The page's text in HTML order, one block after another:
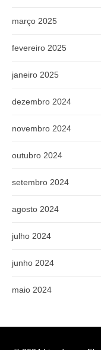
março 2025
fevereiro 2025
janeiro 2025
dezembro 2024
novembro 2024
outubro 2024
setembro 2024
agosto 2024
julho 2024
junho 2024
maio 2024